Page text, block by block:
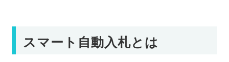
スマート自動入札とは